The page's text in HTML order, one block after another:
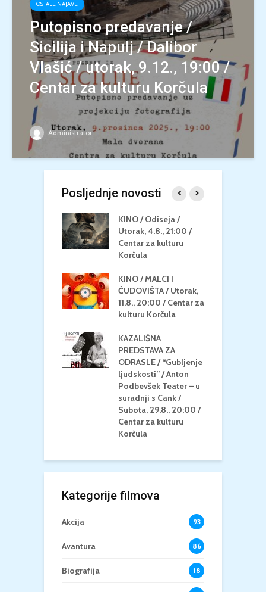
OSTALE NAJAVE
Putopisno predavanje /
Sicilija i Napulj / Dalibor
Vlašić / utorak, 9.12., 19:00 /
Centar za kulturu Korčula
Administrator
Posljednje novosti
KINO / Odiseja /
Utorak, 4.8., 21:00 /
Centar za kulturu
Korčula
KINO / MALCI I
ČUDOVIŠTA / Utorak,
11.8., 20:00 / Centar za
kulturu Korčula
KAZALIŠNA
PREDSTAVA ZA
ODRASLE / “Gubljenje
ljudskosti” / Anton
Podbevšek Teater – u
suradnji s Cank /
Subota, 29.8., 20:00 /
Centar za kulturu
Korčula
Kategorije filmova
Akcija 93
Avantura 86
Biografija 18